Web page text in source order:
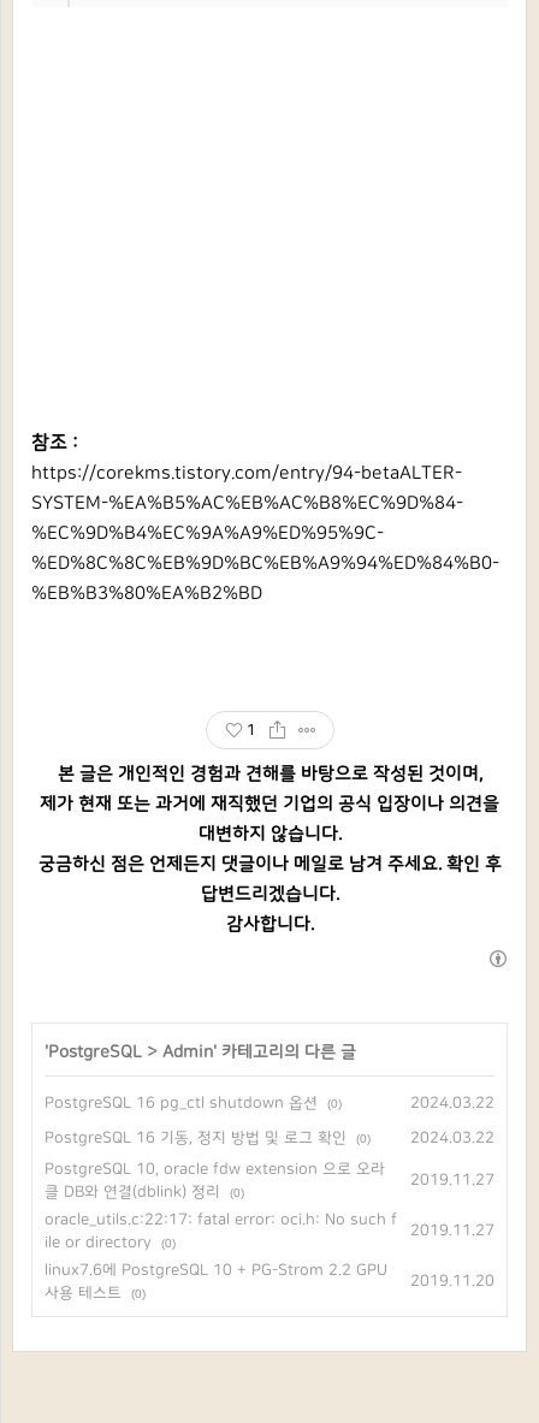
참조 :
https://corekms.tistory.com/entry/94-betaALTER-
SYSTEM-%EA%B5%AC%EB%AC%B8%EC%9D%84-
%EC%9D%B4%EC%9A%A9%ED%95%9C-
%ED%8C%8C%EB%9D%BC%EB%A9%94%ED%84%B0-
%EB%B3%80%EA%B2%BD
1
본 글은 개인적인 경험과 견해를 바탕으로 작성된 것이며,
제가 현재 또는 과거에 재직했던 기업의 공식 입장이나 의견을
대변하지 않습니다.
궁금하신 점은 언제든지 댓글이나 메일로 남겨 주세요. 확인 후
답변드리겠습니다.
감사합니다.
'PostgreSQL > Admin' 카테고리의 다른 글
PostgreSQL 16 pg_ctl shutdown 옵션 (0) 2024.03.22
PostgreSQL 16 기동, 정지 방법 및 로그 확인 (0)
2024.03.22
PostgreSQL 10, oracle fdw extension 으로 오라
클 DB와 연결(dblink) 정리
(0)
2019.11.27
oracle_utils.c:22:17: fatal error: oci.h: No such f
ile or directory
(0)
2019.11.27
linux7.6에 PostgreSQL 10 + PG-Strom 2.2 GPU
사용 테스트
(0)
2019.11.20